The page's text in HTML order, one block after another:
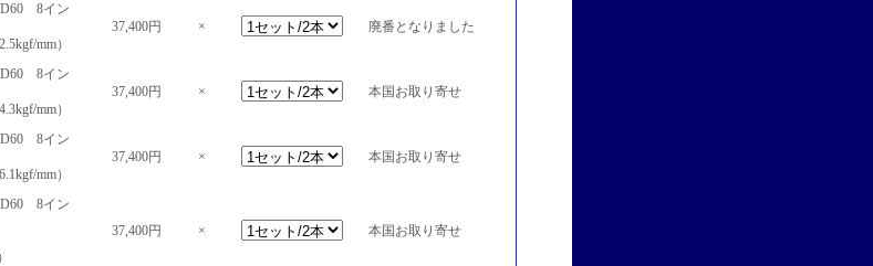
8イン
mm）
37,400円 × 廃番となりました
8イン
mm）
37,400円 × 本国お取り寄せ
8イン
mm）
37,400円 × 本国お取り寄せ
8イン
37,400円 × 本国お取り寄せ